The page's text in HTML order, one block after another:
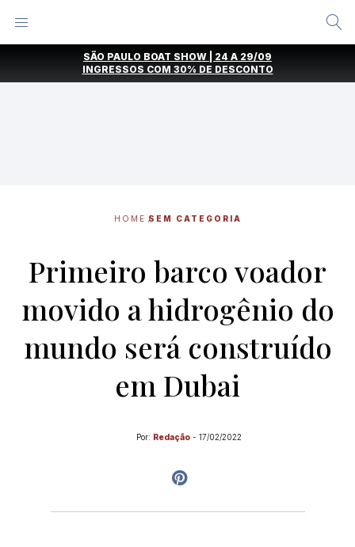
SÃO PAULO BOAT SHOW | 24 A 29/09
INGRESSOS COM 30% DE DESCONTO
HOME SEM CATEGORIA
Primeiro barco voador
movido a hidrogênio do
mundo será construído
em Dubai
Por: Redação - 17/02/2022